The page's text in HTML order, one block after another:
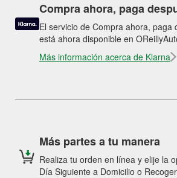
Compra ahora, paga
El servicio de Compra ahora, paga
está ahora disponible en
Más información acerca de Klarna
Más partes a tu manera
Realiza tu orden en línea y elije la
Día Siguiente a Domicilio o